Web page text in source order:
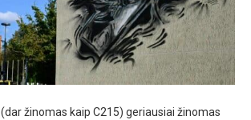
(dar žinomas kaip C215) geriausiai žinomas